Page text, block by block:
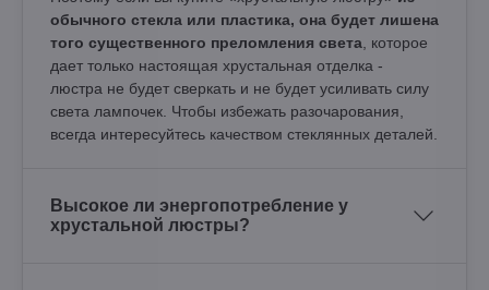
обычного стекла или пластика, она будет лишена
того существенного преломления света , которое
дает только настоящая хрустальная отделка -
люстра не будет сверкать и не будет усиливать силу
света лампочек. Чтобы избежать разочарования,
всегда интересуйтесь качеством стеклянных деталей.
Высокое ли энергопотребление у
хрустальной люстры?